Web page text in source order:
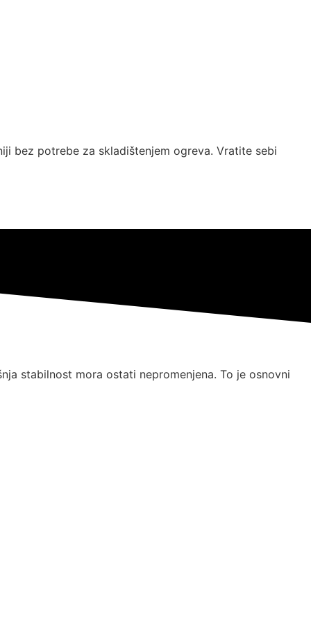
bez potrebe za skladištenjem ogreva. Vratite sebi
stabilnost mora ostati nepromenjena. To je osnovni